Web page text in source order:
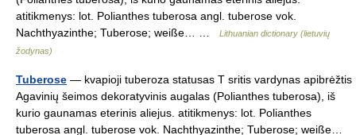
atitikmenys: lot. Polianthes tuberosa angl. tuberose vok.
Nachthyazinthe; Tuberose; weiße… …
Lithuanian dictionary (lietuvių
žodynas)
Tuberose — kvapioji tuberoza statusas T sritis vardynas apibrėžtis
Agavinių šeimos dekoratyvinis augalas (Polianthes tuberosa), iš
kurio gaunamas eterinis aliejus. atitikmenys: lot. Polianthes
tuberosa angl. tuberose vok. Nachthyazinthe; Tuberose; weiße…